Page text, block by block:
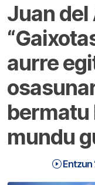
Juan del
aurre
bermatu
mundu
Entzun